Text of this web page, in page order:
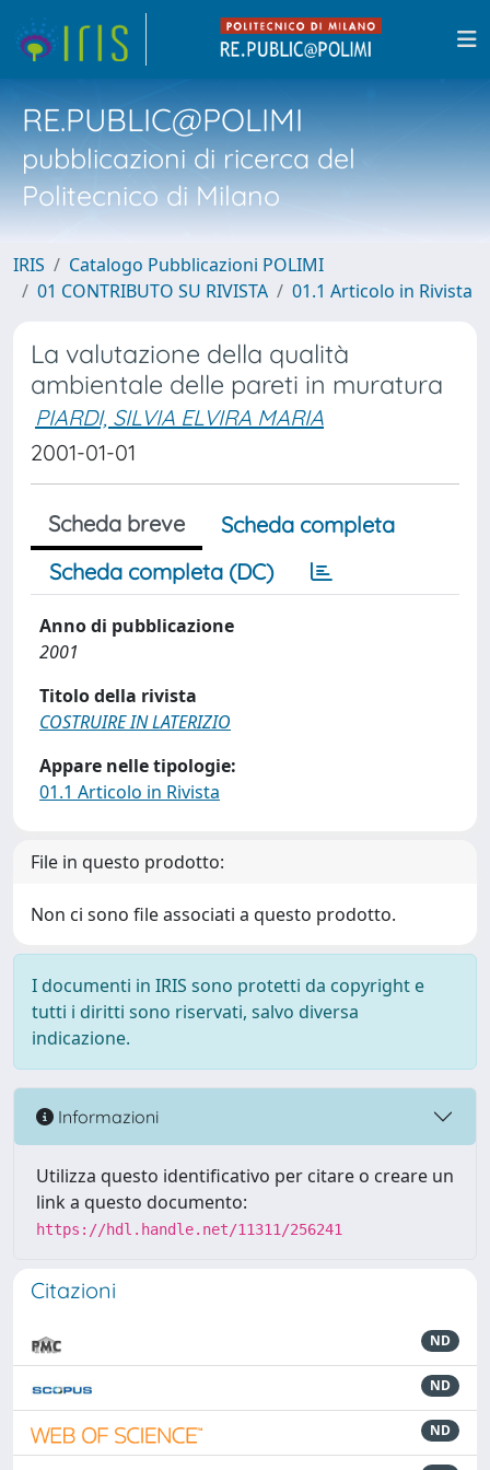
RE.PUBLIC@POLIMI
pubblicazioni di ricerca del
Politecnico di Milano
IRIS
Catalogo Pubblicazioni POLIMI
01 CONTRIBUTO SU RIVISTA
01.1 Articolo in Rivista
La valutazione della qualità
ambientale delle pareti in muratura
PIARDI, SILVIA ELVIRA MARIA
2001-01-01
Scheda breve
Scheda completa
Scheda completa (DC)
Anno di pubblicazione
2001
Titolo della rivista
COSTRUIRE IN LATERIZIO
Appare nelle tipologie:
01.1 Articolo in Rivista
File in questo prodotto:
Non ci sono file associati a questo prodotto.
I documenti in IRIS sono protetti da copyright e
tutti i diritti sono riservati, salvo diversa
indicazione.
Informazioni
Utilizza questo identificativo per citare o creare un
link a questo documento:
https://hdl.handle.net/11311/256241
Citazioni
ND
ND
ND